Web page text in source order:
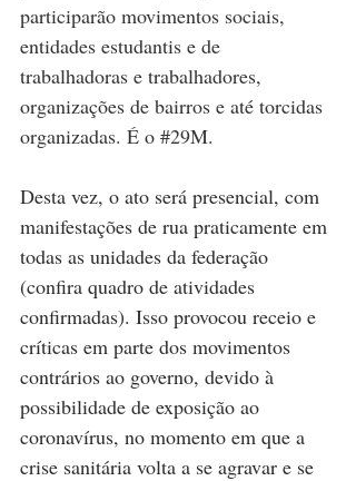
participarão movimentos sociais,
entidades estudantis e de
trabalhadoras e trabalhadores,
organizações de bairros e até torcidas
organizadas. É o #29M.
Desta vez, o ato será presencial, com
manifestações de rua praticamente em
todas as unidades da federação
(confira quadro de atividades
confirmadas). Isso provocou receio e
críticas em parte dos movimentos
contrários ao governo, devido à
possibilidade de exposição ao
coronavírus, no momento em que a
crise sanitária volta a se agravar e se